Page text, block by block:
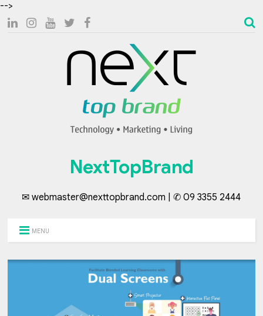
-->
NextTopBrand
✉ webmaster@nexttopbrand.com | ✆ 09 3355 2444
MENU